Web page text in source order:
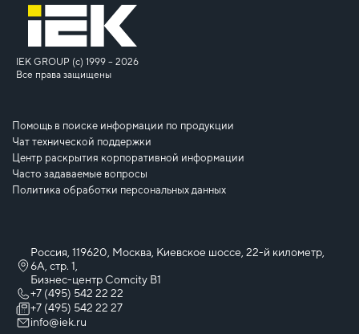
IEK GROUP (c) 1999 – 2026
Все права защищены
Помощь в поиске информации по продукции
Чат технической поддержки
Центр раскрытия корпоративной информации
Часто задаваемые вопросы
Политика обработки персональных данных
Россия, 119620, Москва, Киевское шоссе, 22-й километр,
6А, стр. 1,
Бизнес-центр Comcity B1
+7 (495) 542 22 22
+7 (495) 542 22 27
info@iek.ru